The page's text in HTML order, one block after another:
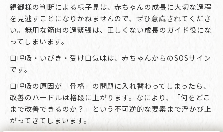
親御様の判断による様子見は、赤ちゃんの成長に大切な過程
を見逃すことになりかねませんので、ぜひ意識されてくださ
い。無用な筋肉の過緊張は、正しくない成長のガイド役にな
ってしまいます。
口呼吸・いびき・受け口気味は、赤ちゃんからのSOSサイン
です。
口呼吸の原因が「骨格」の問題に入れ替わってしまったら、
改善のハードルは格段に上がります。なにより、「何をどこ
まで改善できるのか？」という不可逆的な要素まで浮かび上
がってきてしまいます。